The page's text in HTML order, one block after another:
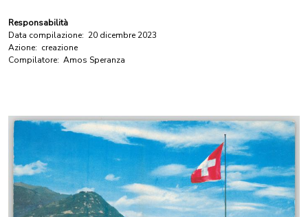
Responsabilità
Data compilazione: 20 dicembre 2023
Azione: creazione
Compilatore: Amos Speranza